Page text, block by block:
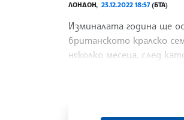
ЛОНДОН, 23.12.2022 18:57(БТА)
Изминалата година ще
британското кралско
няколко месеца, след